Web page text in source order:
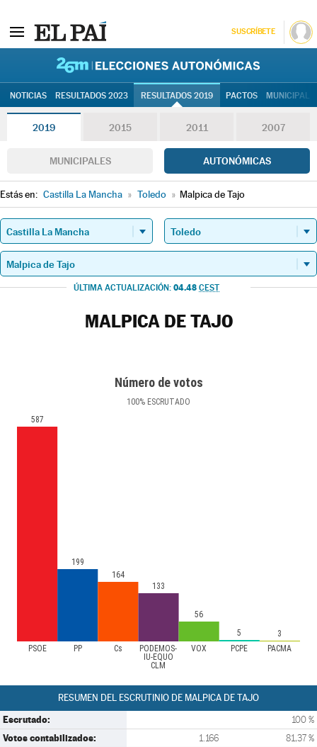
SUSCRÍBETE
NOTICIAS RESULTADOS 2023 RESULTADOS 2019 PACTOS
2019 2015 2011 2007
MUNICIPALES AUTONÓMICAS
Estás en: Castilla La Mancha » Toledo » Malpica de Tajo
ÚLTIMA ACTUALIZACIÓN: 04.48 CEST
MALPICA DE TAJO
Número de votos
100% ESCRUTADO
PSOE PP Cs
PODEMOS-
IU-EQUO
CLM
VOX PCPE PACMA
587
199
164
133
56
5
3
RESUMEN DEL ESCRUTINIO DE MALPICA DE TAJO
Escrutado: 100 %
Votos contabilizados: 1.166 81,37 %